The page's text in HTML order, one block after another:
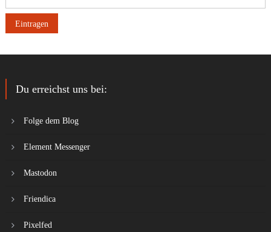
Du erreichst uns bei:
Folge dem Blog
Element Messenger
Mastodon
Friendica
Pixelfed